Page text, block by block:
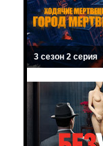
3 сезон 2 серия